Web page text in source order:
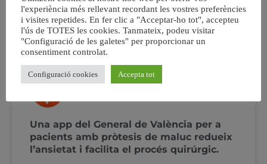
Una app del General de València per a
pacients amb pròtesis de maluc redueix
l’ansietat i facilita el procés quirúrgic.
l'experiència més rellevant recordant les vostres preferències
i visites repetides. En fer clic a "Acceptar-ho tot", accepteu
l'ús de TOTES les cookies. Tanmateix, podeu visitar
"Configuració de les galetes" per proporcionar un
consentiment controlat.
Configuració cookies Accepta tot